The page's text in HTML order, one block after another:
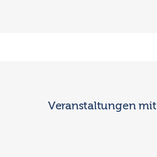
Veranstaltungen